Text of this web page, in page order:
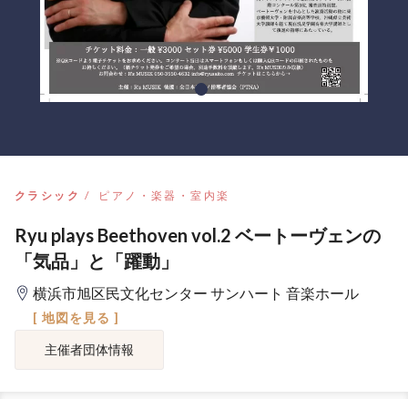
クラシック ピアノ・楽器・室内楽
Ryu plays Beethoven vol.2 ベートーヴェンの
「気品」と「躍動」
横浜市旭区民文化センター サンハート 音楽ホール
[ 地図を見る ]
主催者団体情報